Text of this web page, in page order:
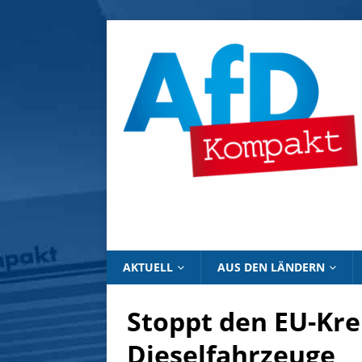
AKTUELL AUS DEN LÄNDERN
Stoppt den EU-
Dieselfahrzeuge